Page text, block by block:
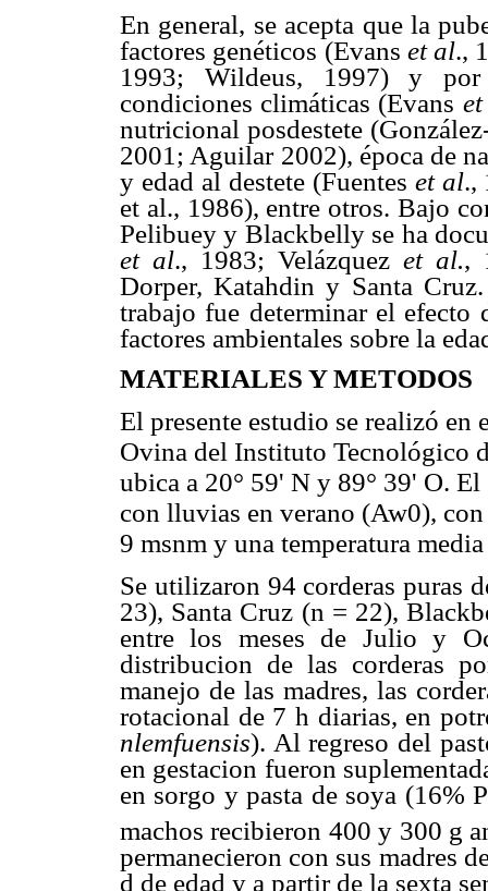
En general, se acepta que la
factores genéticos (Evans et al.,
1993; Wildeus, 1997) y por
condiciones climáticas (Evans
nutricional posdestete
2001; Aguilar 2002), época de
y edad al destete (Fuentes et al.,
et al., 1986), entre otros. Bajo
Pelibuey y Blackbelly se ha
et al., 1983; Velázquez et al.,
Dorper, Katahdin y Santa
trabajo fue determinar el
factores ambientales sobre la
MATERIALES Y METODOS
El presente estudio se realizó
Ovina del Instituto Tecnológico
ubica a 20° 59' N y 89° 39' O.
con lluvias en verano (Aw0),
9 msnm y una temperatura
Se utilizaron 94 corderas puras
23), Santa Cruz (n = 22),
entre los meses de Julio y
distribucion de las corderas
manejo de las madres, las
rotacional de 7 h diarias, en
nlemfuensis). Al regreso del
en gestacion fueron
en sorgo y pasta de soya (16%
machos recibieron 400 y 300 g
permanecieron con sus madres
d de edad y a partir de la sexta